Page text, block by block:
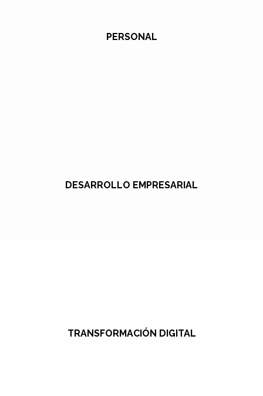
PERSONAL
DESARROLLO EMPRESARIAL
TRANSFORMACIÓN DIGITAL